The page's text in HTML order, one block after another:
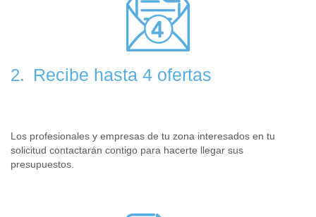
2. Recibe hasta 4 ofertas
Los profesionales y empresas de tu zona interesados en tu
solicitud contactarán contigo para hacerte llegar sus
presupuestos.